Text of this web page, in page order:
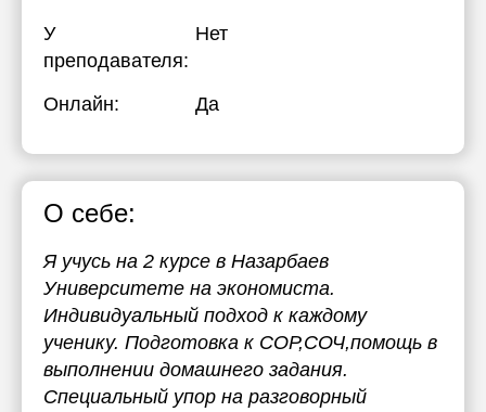
У
преподавателя:
Нет
Онлайн: Да
О себе:
Я учусь на 2 курсе в Назарбаев
Университете на экономиста.
Индивидуальный подход к каждому
ученику. Подготовка к СОР,СОЧ,помощь в
выполнении домашнего задания.
Специальный упор на разговорный
17:00
17:30
18:00
18:30
20:00
20:30
21:00